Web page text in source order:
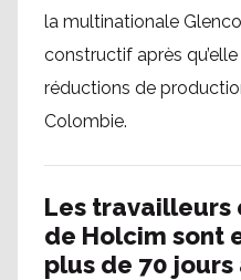
la multinationale
constructif après
réductions de
Colombie.
Les
de Holcim sont
plus de 70 jours